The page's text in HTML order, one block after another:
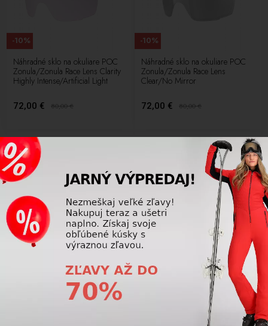
Náhradné sklo na okuliare POC
Zonula/Zonula Race Lens Clarity
Highly Intense/Artificial Light
72,00 € 80,00€
-10%
Náhradné sklo na okuliare POC
Zonula/Zonula Race Lens
Clear/No Mirror
72,00 € 80,00€
-10%
NOVÉ
LETNÝ VÝPREDAJ
Náhradné sklo na okuliare POC
Zonula/Zonula Race Lens Clarity
Intense/Sunny Gold
-10%
Náhradné sklo na okuliare POC
Nexal Mid Lens Clear/No Mirror
-10%